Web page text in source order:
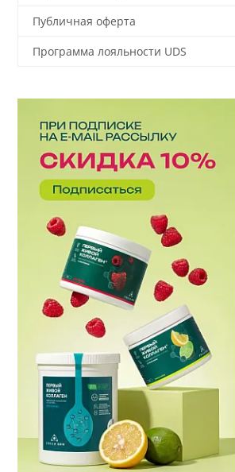
Публичная оферта
Программа лояльности UDS